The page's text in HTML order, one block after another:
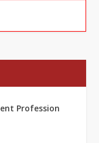
Profession